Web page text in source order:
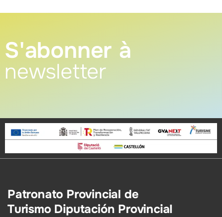
S'abonner à
newsletter
Patronato Provincial de
Turismo Diputación Provincial